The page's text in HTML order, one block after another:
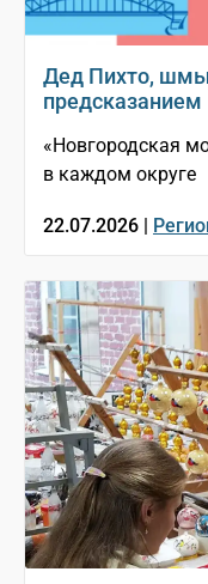
Дед Пихто,
предсказанием
«Новгородская
в каждом округе
22.07.2026 |